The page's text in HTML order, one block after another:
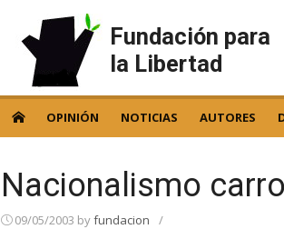
Fundación para
la Libertad
OPINIÓN NOTICIAS AUTORES
Nacionalismo
09/05/2003 byfundacion /